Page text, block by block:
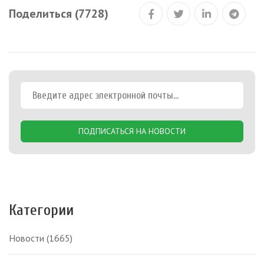
Поделиться (7728)
ПОДПИСАТЬСЯ НА НОВОСТИ
Категории
Новости (1665)